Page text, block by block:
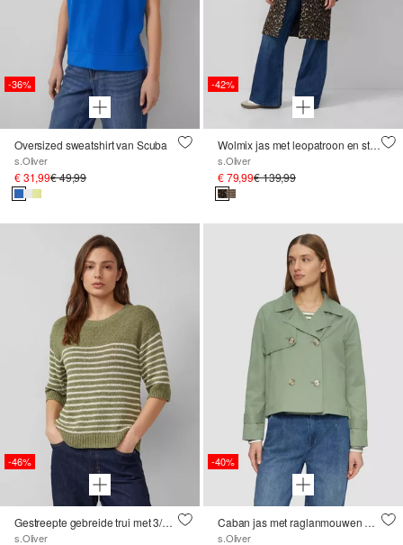
-36%
Oversized sweatshirt van Scuba
s.Oliver
€ 31,99€ 49,99
-42%
Wolmix jas met leopatroon en steekzakken
s.Oliver
€ 79,99€ 139,99
-46%
Gestreepte gebreide trui met 3/4 mouwen
s.Oliver
-40%
Caban jas met raglanmouwen en gestreepte voering
s.Oliver